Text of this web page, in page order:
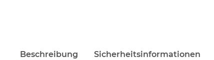
weitere Registerkarten anzeigen
Beschreibung Sicherheitsinformationen